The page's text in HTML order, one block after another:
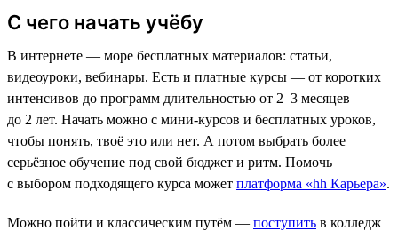
С чего начать учёбу
В интернете — море бесплатных материалов: статьи,
видеоуроки, вебинары. Есть и платные курсы — от коротких
интенсивов до программ длительностью от 2–3 месяцев
до 2 лет. Начать можно с мини-курсов и бесплатных уроков,
чтобы понять, твоё это или нет. А потом выбрать более
серьёзное обучение под свой бюджет и ритм. Помочь
с выбором подходящего курса может платформа «hh Карьера».
Можно пойти и классическим путём — поступить в колледж